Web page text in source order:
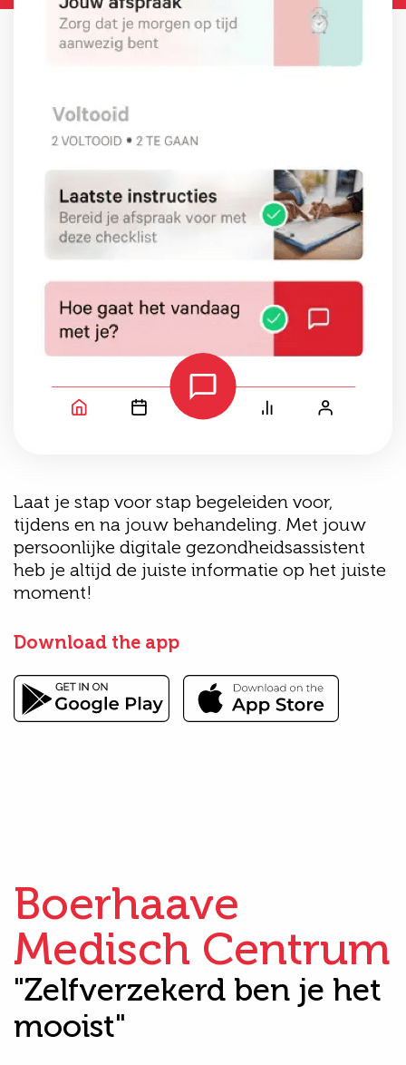
Laat je stap voor stap begeleiden voor,
tijdens en na jouw behandeling. Met jouw
persoonlijke digitale gezondheidsassistent
heb je altijd de juiste informatie op het juiste
moment!
Download the app
Boerhaave
Medisch Centrum
"Zelfverzekerd ben je het
mooist"